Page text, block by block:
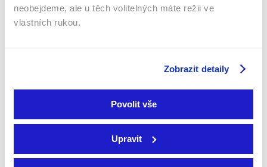
neobejdeme, ale u těch volitelných máte režii ve
vlastních rukou.
Zobrazit detaily
Povolit vše
Upravit
Sledovat internetovou televizi jde odkudkoliv
po celé EU, a to až na 6 zařízeních.